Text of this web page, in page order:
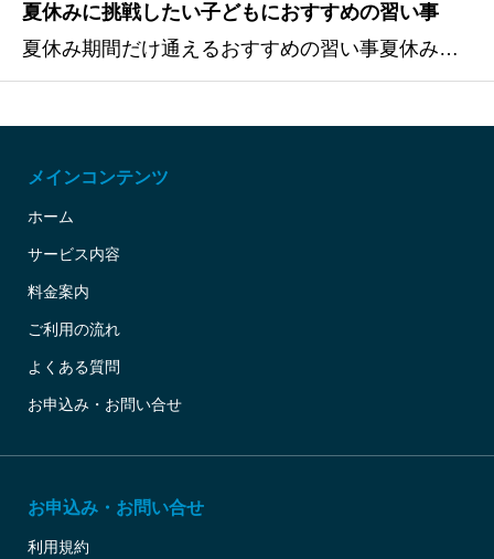
夏休みに挑戦したい子どもにおすすめの習い事
夏休み期間だけ通えるおすすめの習い事夏休み期間におすすめの習い事を7つご紹介します。夏期講座や短期コースなどを実施しているところも多いため、夏休み中だけ通いたい方も始めやすいですよ。水泳水泳は、短期教室を行うスイミングスクールが豊富にあり、夏休み期間に始めやすい習い事
メインコンテンツ
ホーム
サービス内容
料金案内
ご利用の流れ
よくある質問
お申込み・お問い合せ
お申込み・お問い合せ
利用規約